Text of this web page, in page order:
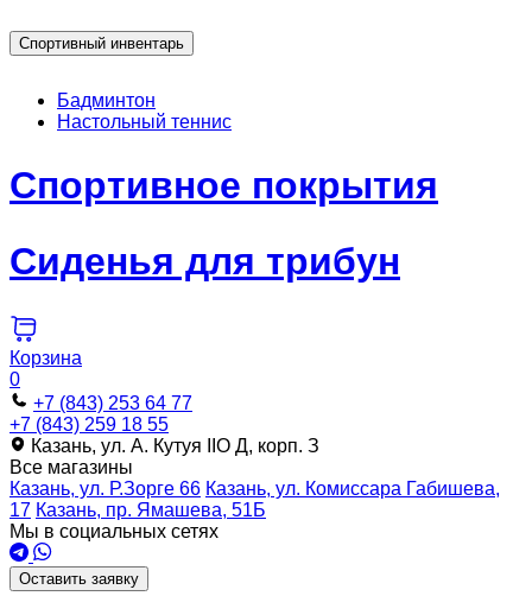
Спортивный инвентарь
Бадминтон
Настольный теннис
Спортивное покрытия
Сиденья для трибун
Корзина
0
+7 (843) 253 64 77
+7 (843) 259 18 55
Казань, ул. А. Кутуя IIO Д, корп. З
Все магазины
Казань, ул. Р.Зорге 66 Казань, ул. Комиссара Габишева,
17 Казань, пр. Ямашева, 51Б
Мы в социальных сетях
Оставить заявку